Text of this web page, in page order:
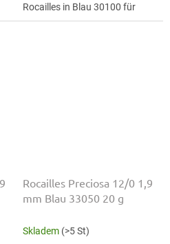
Rocailles in Blau 30100 für
botanische Motive. Die Größe
Rocailles Preciosa 12/0 1,9
mm Blau 33050 20 g
Skladem (>5 St)